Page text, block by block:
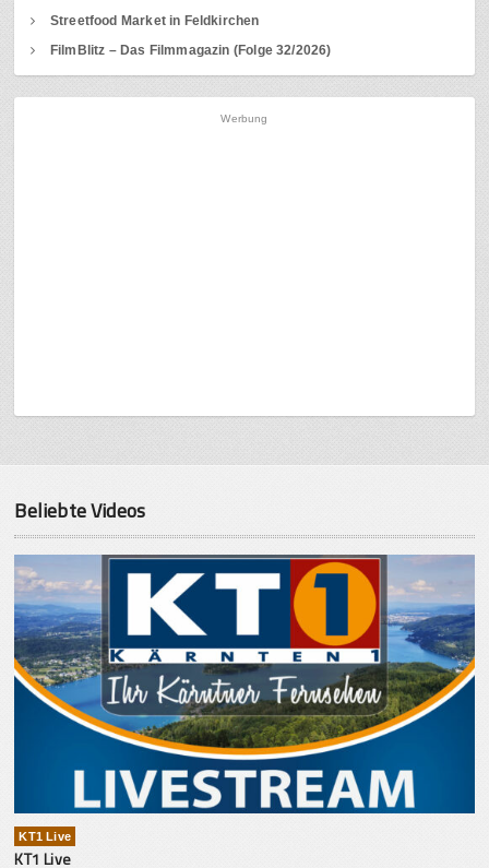
Streetfood Market in Feldkirchen
FilmBlitz – Das Filmmagazin (Folge 32/2026)
Werbung
Beliebte Videos
KT1 Live
KT1 Live